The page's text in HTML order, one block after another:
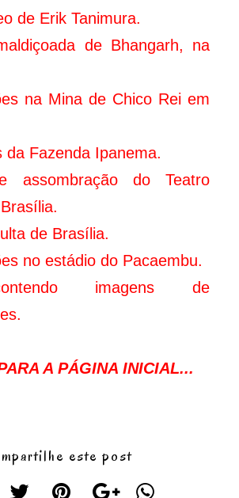
de Erik Tanimura.
de Bhangarh, na
na Mina de Chico Rei em
da Fazenda Ipanema.
assombração do Teatro
de Brasília.
no estádio do Pacaembu.
imagens de
A PÁGINA INICIAL...
este post